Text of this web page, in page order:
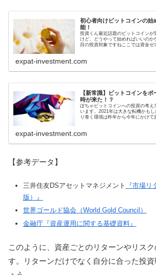
初心者向けビットコインの始
能！
投資くん最近話題のビットコインが
けど、どうやって始めればいいのか
目の投資対象ですねここでは資金ゼ
expat-investment.com
【新常識】ビットコインを
時が来た！？
ぽちゃビットコインへの投資の考え
います。2021年は大きな転機かも
り巻く環境は昨年から今年にかけて
expat-investment.com
【参考データ】
三井住友DSアセットマネジメント
『市場
版）』
世界ゴールド協会（World Gold Council）
金融庁『資産運用に関する基礎資料』
このように、資産ごとのリターンやリス
す。リターンだけでなく自分に合った投